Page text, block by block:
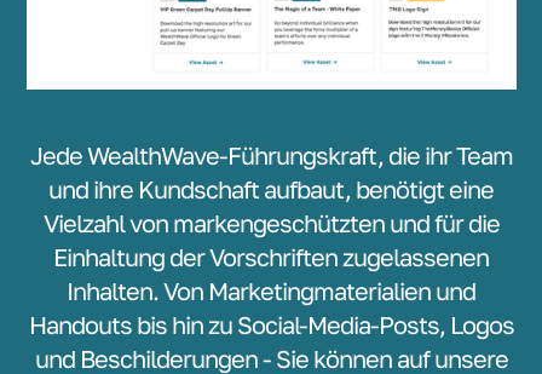
Jede WealthWave-Führungskraft, die ihr Team
und ihre Kundschaft aufbaut, benötigt eine
Vielzahl von markengeschützten und für die
Einhaltung der Vorschriften zugelassenen
Inhalten. Von Marketingmaterialien und
Handouts bis hin zu Social-Media-Posts, Logos
und Beschilderungen - Sie können auf unsere